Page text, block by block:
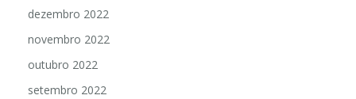
dezembro 2022
novembro 2022
outubro 2022
setembro 2022